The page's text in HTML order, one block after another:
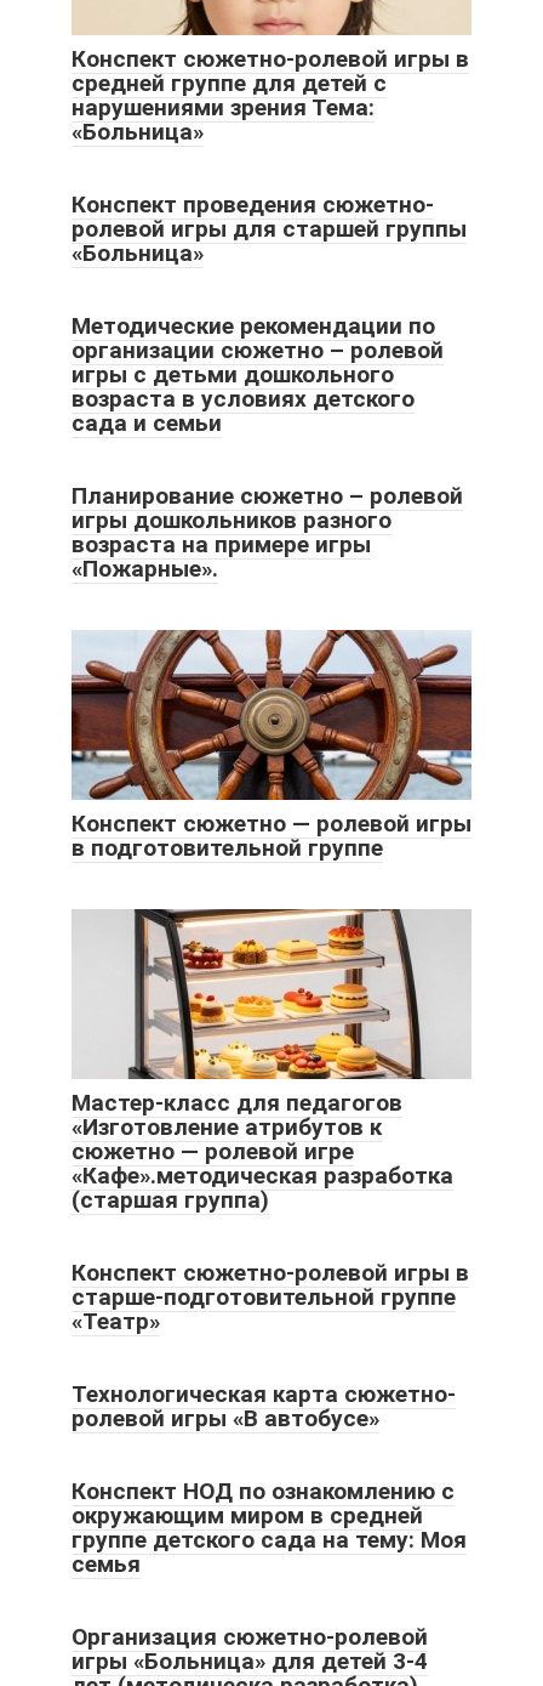
Конспект сюжетно-ролевой игры в
средней группе для детей с
нарушениями зрения Тема:
«Больница»
Конспект проведения сюжетно-
ролевой игры для старшей группы
«Больница»
Методические рекомендации по
организации сюжетно – ролевой
игры с детьми дошкольного
возраста в условиях детского
сада и семьи
Планирование сюжетно – ролевой
игры дошкольников разного
возраста на примере игры
«Пожарные».
Конспект сюжетно — ролевой игры
в подготовительной группе
Мастер-класс для педагогов
«Изготовление атрибутов к
сюжетно — ролевой игре
«Кафе».методическая разработка
(старшая группа)
Конспект сюжетно-ролевой игры в
старше-подготовительной группе
«Театр»
Технологическая карта сюжетно-
ролевой игры «В автобусе»
Конспект НОД по ознакомлению с
окружающим миром в средней
группе детского сада на тему: Моя
семья
Организация сюжетно-ролевой
игры «Больница» для детей 3-4